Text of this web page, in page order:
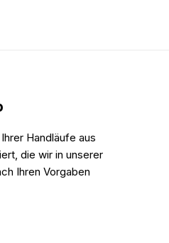
Handläufe aus
die wir in unserer
Ihren Vorgaben